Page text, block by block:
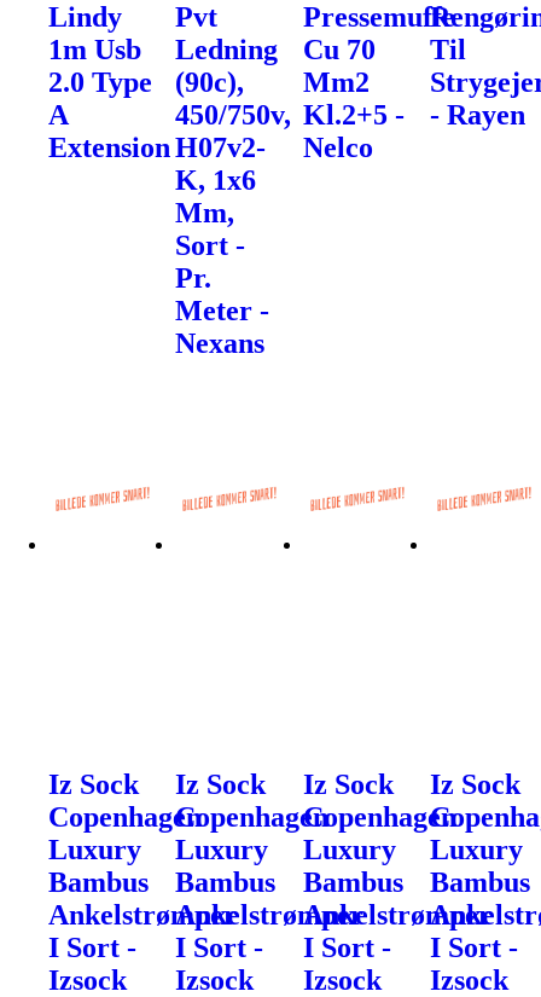
Lindy
1m Usb
2.0 Type
A
Extension
Pvt
Ledning
(90c),
450/750v,
H07v2-
K, 1x6
Mm,
Sort -
Pr.
Meter -
Nexans
Pressemuffe
Cu 70
Mm2
Kl.2+5 -
Nelco
Til
- Rayen
Iz Sock
Copenhagen
Luxury
Bambus
Ankelstrømper
I Sort -
Izsock
Iz Sock
Copenhagen
Luxury
Bambus
Ankelstrømper
I Sort -
Izsock
Iz Sock
Copenhagen
Luxury
Bambus
Ankelstrømper
I Sort -
Izsock
Iz Sock
Luxury
Bambus
I Sort -
Izsock